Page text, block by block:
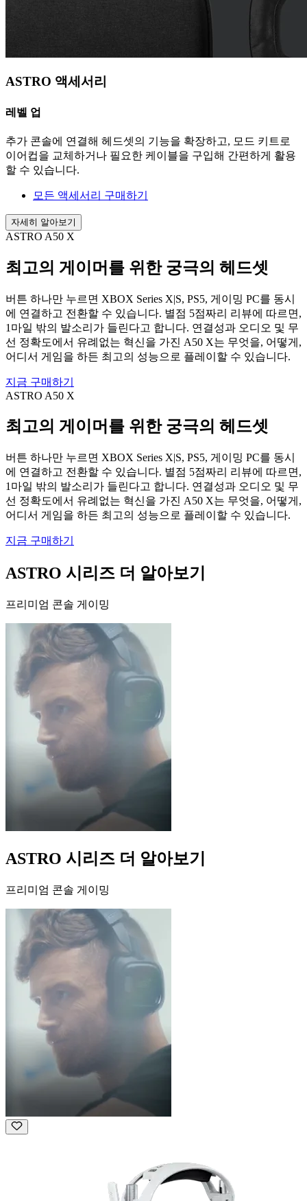
ASTRO 액세서리
레벨 업
추가 콘솔에 연결해 헤드셋의 기능을 확장하고, 모드 키트로
이어컵을 교체하거나 필요한 케이블을 구입해 간편하게 활용
할 수 있습니다.
모든 액세서리 구매하기
자세히 알아보기
ASTRO A50 X
최고의 게이머를 위한 궁극의 헤드셋
버튼 하나만 누르면 XBOX Series X|S, PS5, 게이밍 PC를 동시
에 연결하고 전환할 수 있습니다. 별점 5점짜리 리뷰에 따르면,
1마일 밖의 발소리가 들린다고 합니다. 연결성과 오디오 및 무
선 정확도에서 유례없는 혁신을 가진 A50 X는 무엇을, 어떻게,
어디서 게임을 하든 최고의 성능으로 플레이할 수 있습니다.
지금 구매하기
ASTRO A50 X
최고의 게이머를 위한 궁극의 헤드셋
버튼 하나만 누르면 XBOX Series X|S, PS5, 게이밍 PC를 동시
에 연결하고 전환할 수 있습니다. 별점 5점짜리 리뷰에 따르면,
1마일 밖의 발소리가 들린다고 합니다. 연결성과 오디오 및 무
선 정확도에서 유례없는 혁신을 가진 A50 X는 무엇을, 어떻게,
어디서 게임을 하든 최고의 성능으로 플레이할 수 있습니다.
지금 구매하기
ASTRO 시리즈 더 알아보기
프리미엄 콘솔 게이밍
ASTRO 시리즈 더 알아보기
프리미엄 콘솔 게이밍